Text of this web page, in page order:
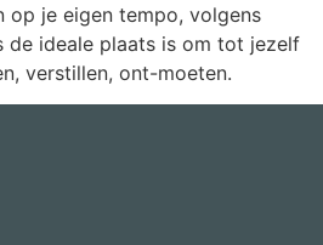
op je eigen tempo, volgens
de ideale plaats is om tot jezelf
verstillen, ont-moeten.